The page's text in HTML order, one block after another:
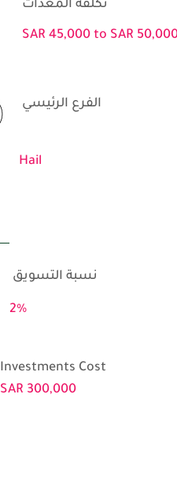
SAR 45,000 to SAR
Hail
2%
Investments Cost
SAR 300,000